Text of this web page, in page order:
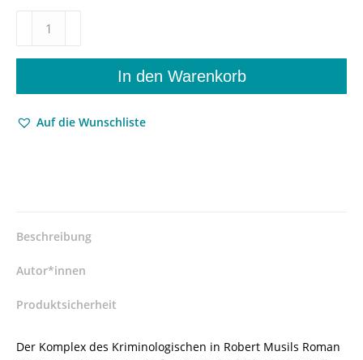
Robert
Mann
–
9783826046285
978-
8260-
In den Warenkorb
Auf die Wunschliste
Beschreibung
Autor*innen
Produktsicherheit
Der Komplex des Kriminologischen in Robert Musils Roman